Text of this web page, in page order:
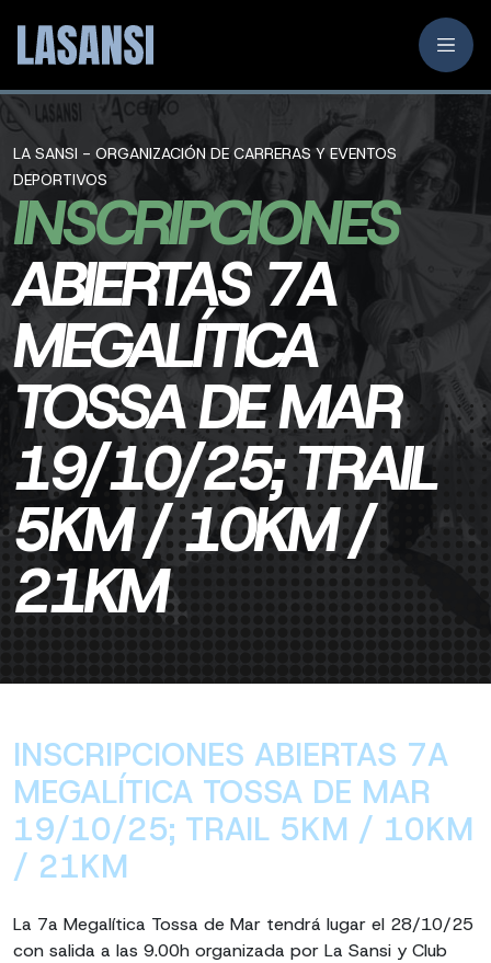
LA SANSI - ORGANIZACIÓN DE CARRERAS Y EVENTOS
DEPORTIVOS
INSCRIPCIONES
ABIERTAS 7A
MEGALÍTICA
TOSSA DE MAR
19/10/25; TRAIL
5KM / 10KM /
21KM
INSCRIPCIONES ABIERTAS 7A
MEGALÍTICA TOSSA DE MAR
19/10/25; TRAIL 5KM / 10KM
/ 21KM
La 7a Megalítica Tossa de Mar tendrá lugar el 28/10/25
con salida a las 9.00h organizada por La Sansi y Club